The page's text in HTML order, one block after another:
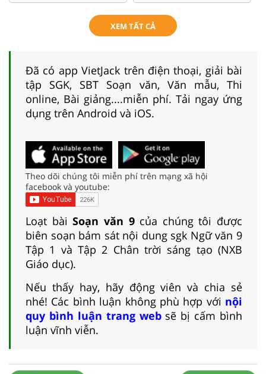
XEM TẤT CẢ
Đã có app VietJack trên điện thoại, giải bài
tập SGK, SBT Soạn văn, Văn mẫu, Thi
online, Bài giảng....miễn phí. Tải ngay ứng
dụng trên Android và iOS.
Theo dõi chúng tôi miễn phí trên mạng xã hội
facebook và youtube:
Loạt bàiSoạn văn 9của chúng tôi được
biên soạn bám sát nội dung sgk Ngữ văn 9
Tập 1 và Tập 2 Chân trời sáng tạo (NXB
Giáo dục).
Nếu thấy hay, hãy động viên và chia sẻ
nhé! Các bình luận không phù hợp với nội
quy bình luận trang websẽ bị cấm bình
luận vĩnh viễn.